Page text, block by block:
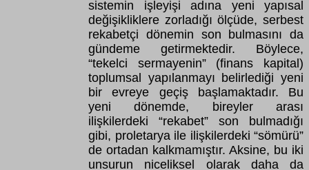
sistemin işleyişi adına yeni yapısal
değişikliklere zorladığı ölçüde, serbest
rekabetçi dönemin son bulmasını da
gündeme getirmektedir. Böylece,
“tekelci sermayenin” (finans kapital)
toplumsal yapılanmayı belirlediği yeni
bir evreye geçiş başlamaktadır. Bu
yeni dönemde, bireyler arası
ilişkilerdeki “rekabet” son bulmadığı
gibi, proletarya ile ilişkilerdeki “sömürü”
de ortadan kalkmamıştır. Aksine, bu iki
unsurun niceliksel olarak daha da